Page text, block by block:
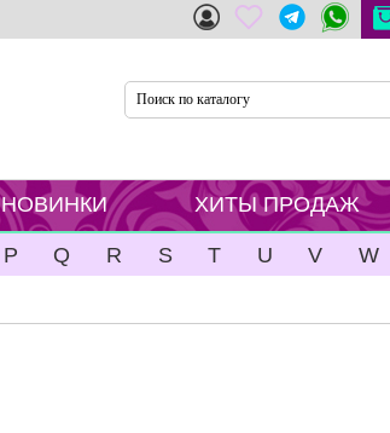
НОВИНКИ ХИТЫ ПРОДАЖ
P Q R S T U V W